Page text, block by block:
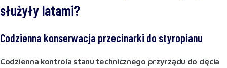
służyły latami?
Codzienna konserwacja przecinarki do styropianu
Codzienna kontrola stanu technicznego przyrządu do cięcia